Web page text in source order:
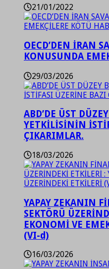
21/01/2022
OECD’DEN İRAN
KONUSUNDA
29/03/2026
ABD’DE ÜST
YETKİLİSİNİN
ÇIKARIMLAR.
18/03/2026
YAPAY ZEKANIN
SEKTÖRÜ
EKONOMİ VE
(VI-d)
16/03/2026